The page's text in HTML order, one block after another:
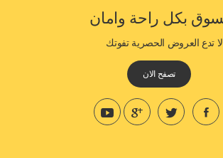
بكل راحة وامان
تدع العروض الحصرية تفوتك
تصفح الان